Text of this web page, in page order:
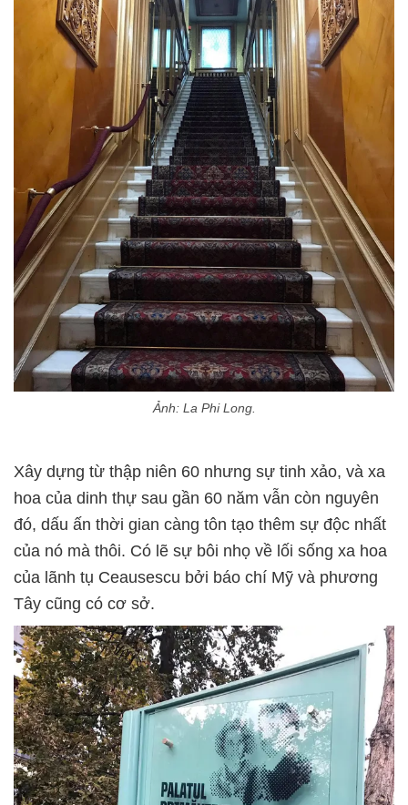
Ảnh: La Phi Long.
Xây dựng từ thập niên 60 nhưng sự tinh xảo, và xa
hoa của dinh thự sau gần 60 năm vẫn còn nguyên
đó, dấu ấn thời gian càng tôn tạo thêm sự độc nhất
của nó mà thôi. Có lẽ sự bôi nhọ về lối sống xa hoa
của lãnh tụ Ceausescu bởi báo chí Mỹ và phương
Tây cũng có cơ sở.